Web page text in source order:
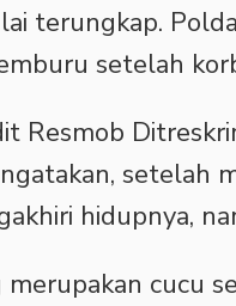
terungkap.
setelah
Resmob
setelah
hidupnya,
merupakan cucu